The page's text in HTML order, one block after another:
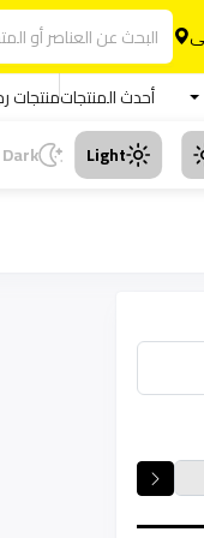
أحدث المنتجاتمنتجات
Light
Dark it on all baby